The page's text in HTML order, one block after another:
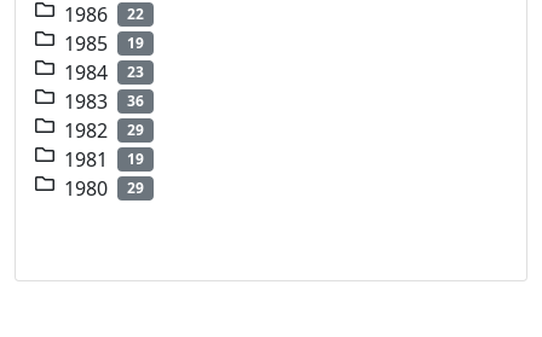
1986 22
1985 19
1984 23
1983 36
1982 29
1981 19
1980 29